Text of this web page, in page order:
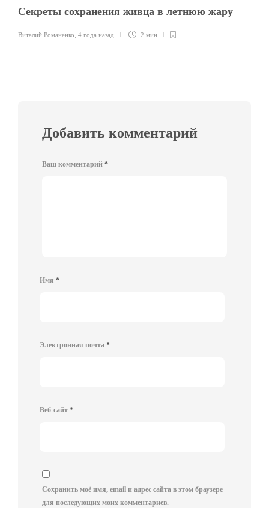
Секреты сохранения живца в летнюю жару
Виталий Романенко 4 года назад 2 мин
Добавить комментарий
Ваш комментарий *
Имя *
Электронная почта *
Веб-сайт *
Сохранить моё имя, email и адрес сайта в этом браузере
для последующих моих комментариев.